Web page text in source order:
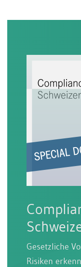
Gesetzliche
Risiken